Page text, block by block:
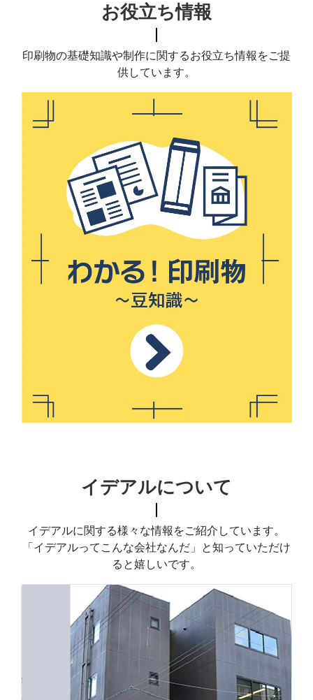
お役立ち情報
印刷物の基礎知識や制作に関するお役立ち情報をご提
供しています。
イデアルについて
イデアルに関する様々な情報をご紹介しています。
「イデアルってこんな会社なんだ」と知っていただけ
ると嬉しいです。